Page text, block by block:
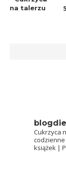
Cukrzyca
codzienne
książek |